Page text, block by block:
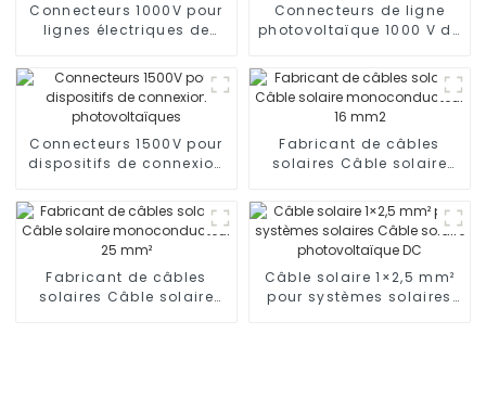
Connecteurs 1000V pour
lignes électriques de
photovoltaïques
Connecteurs de ligne
photovoltaïque 1000 V de
Connecteurs 1500V pour
dispositifs de connexion
Fabricant de câbles
solaires Câble solaire
Fabricant de câbles
solaires Câble solaire
Câble solaire 1×2,5 mm²
pour systèmes solaires